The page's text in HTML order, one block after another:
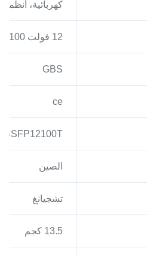
كهربائية،
12 فولت 100 أمبير ساعة
GBS
ce
الصين
تشجيانغ
13.5 كجم